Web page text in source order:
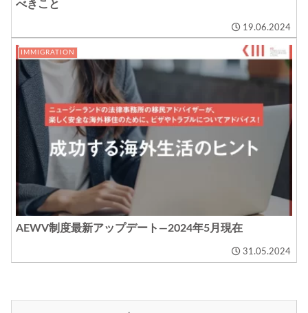
べきこと
19.06.2024
IMMIGRATION
AEWV制度最新アップデート―2024年5月現在
31.05.2024